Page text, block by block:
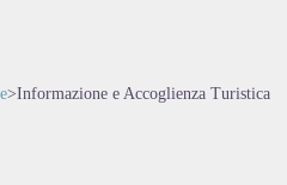
>Informazione e Accoglienza Turistica